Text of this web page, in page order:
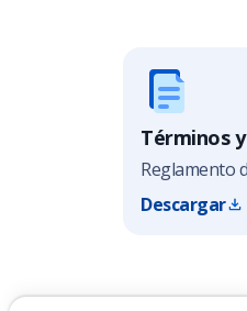
Términos
Reglamento
Descargar